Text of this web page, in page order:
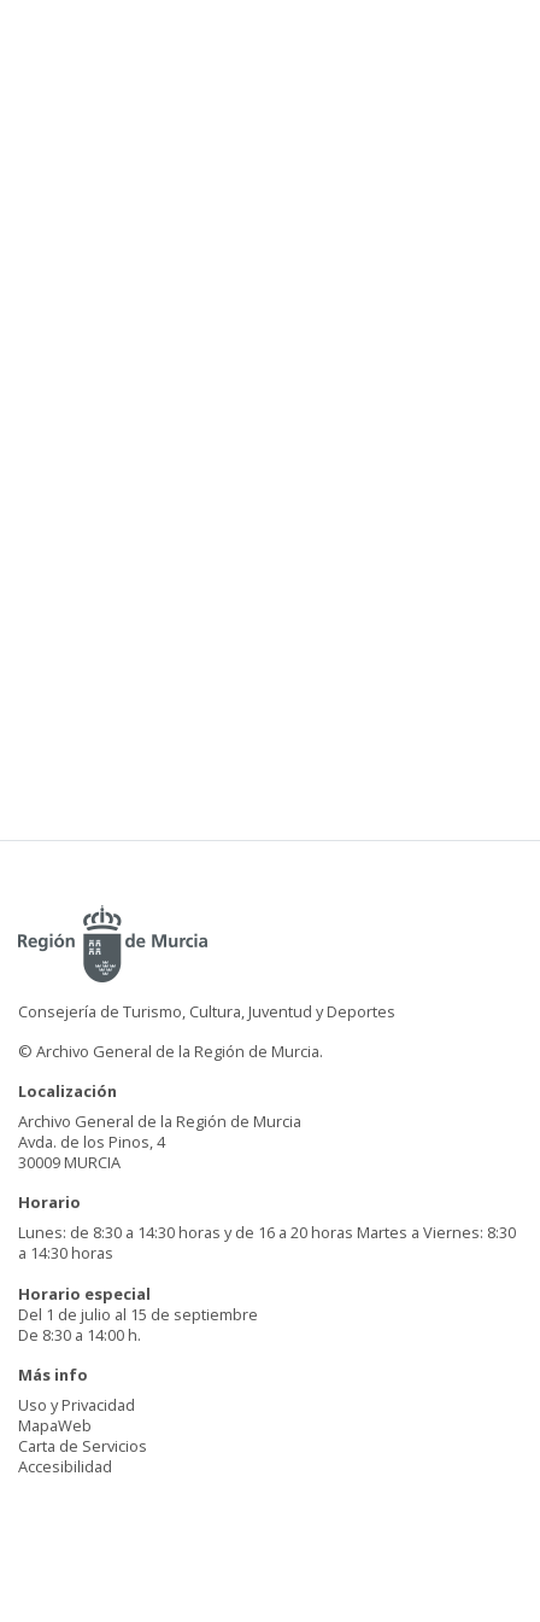
Consejería de Turismo, Cultura, Juventud y Deportes
© Archivo General de la Región de Murcia.
Localización
Archivo General de la Región de Murcia
Avda. de los Pinos, 4
30009 MURCIA
Horario
Lunes: de 8:30 a 14:30 horas y de 16 a 20 horas Martes a Viernes: 8:30
a 14:30 horas
Horario especial
Del 1 de julio al 15 de septiembre
De 8:30 a 14:00 h.
Más info
Uso y Privacidad
MapaWeb
Carta de Servicios
Accesibilidad